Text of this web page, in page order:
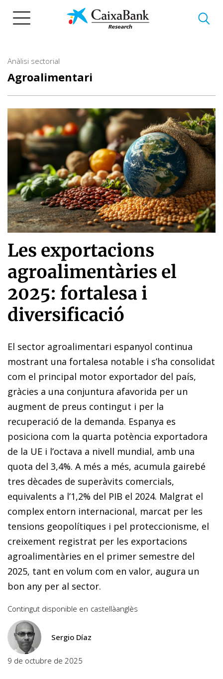
Anàlisi sectorial
Agroalimentari
Les exportacions
agroalimentàries el
2025: fortalesa i
diversificació
El sector agroalimentari espanyol continua
mostrant una fortalesa notable i s’ha consolidat
com el principal motor exportador del país,
gràcies a una conjuntura afavorida per un
augment de preus contingut i per la
recuperació de la demanda. Espanya es
posiciona com la quarta potència exportadora
de la UE i l’octava a nivell mundial, amb una
quota del 3,4%. A més a més, acumula gairebé
tres dècades de superàvits comercials,
equivalents a l’1,2% del PIB el 2024. Malgrat el
complex entorn internacional, marcat per les
tensions geopolítiques i pel proteccionisme, el
creixement registrat per les exportacions
agroalimentàries en el primer semestre del
2025, tant en volum com en valor, augura un
bon any per al sector.
Contingut disponible en castellàanglès
Sergio Díaz
9 de octubre de 2025